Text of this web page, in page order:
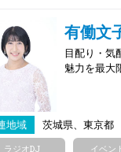
有働文
目配り・気
魅力を最大
地域 茨城県、東京都
ラジオDJ イベン